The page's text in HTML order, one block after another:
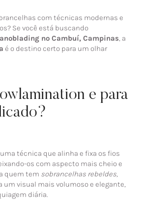
com técnicas modernas e
Se você está buscando
no Cambuí, Campinas, a
é o destino certo para um olhar
e para
técnica que alinha e fixa os fios
os com aspecto mais cheio e
quem tem sobrancelhas rebeldes,
um visual mais volumoso e elegante,
diária.